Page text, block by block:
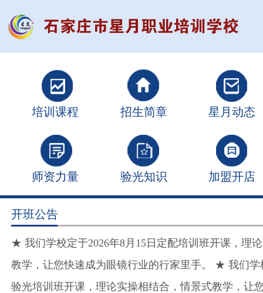
培训课程 招生简章 星月动态
师资力量 验光知识 加盟开店
开班公告
★ 我们学校定于2026年8月15日定配培训班开课，理
教学，让您快速成为眼镜行业的行家里手。 ★ 我们学
验光培训班开课，理论实操相结合，情景式教学，让